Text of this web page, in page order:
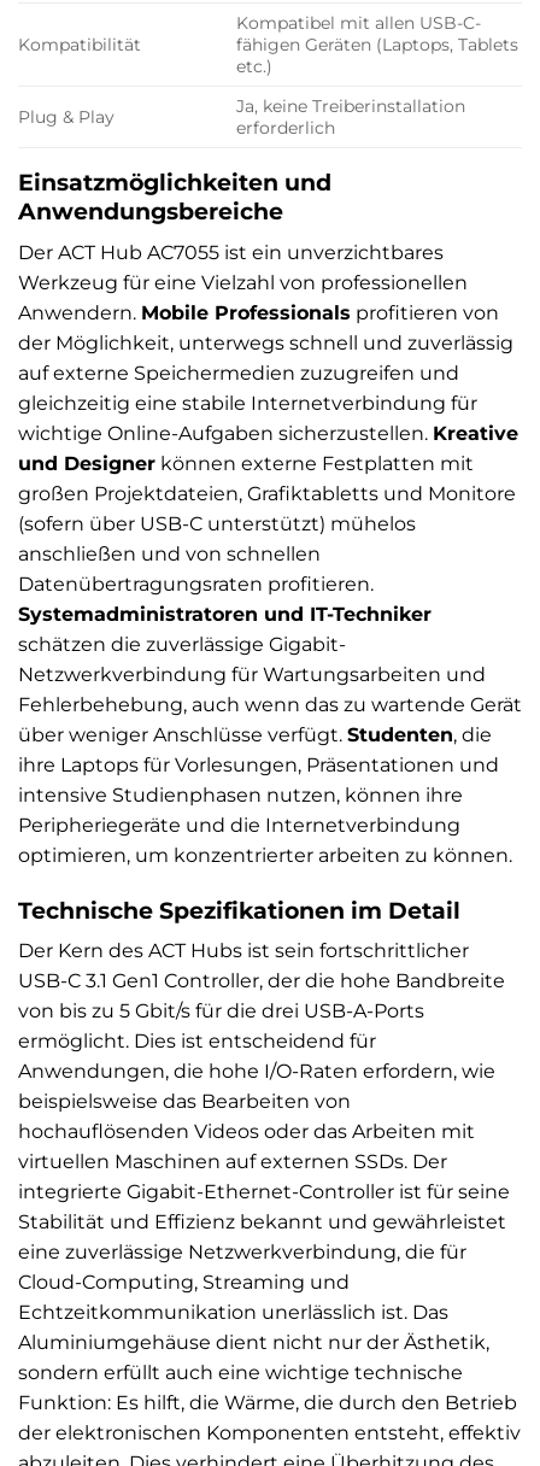
Kompatibilität
Kompatibel mit allen USB-C-
fähigen Geräten (Laptops, Tablets
etc.)
Plug & Play
Ja, keine Treiberinstallation
erforderlich
Einsatzmöglichkeiten und
Anwendungsbereiche
Der ACT Hub AC7055 ist ein unverzichtbares
Werkzeug für eine Vielzahl von professionellen
Anwendern. Mobile Professionals profitieren von
der Möglichkeit, unterwegs schnell und zuverlässig
auf externe Speichermedien zuzugreifen und
gleichzeitig eine stabile Internetverbindung für
wichtige Online-Aufgaben sicherzustellen. Kreative
und Designer können externe Festplatten mit
großen Projektdateien, Grafiktabletts und Monitore
(sofern über USB-C unterstützt) mühelos
anschließen und von schnellen
Datenübertragungsraten profitieren.
Systemadministratoren und IT-Techniker
schätzen die zuverlässige Gigabit-
Netzwerkverbindung für Wartungsarbeiten und
Fehlerbehebung, auch wenn das zu wartende Gerät
über weniger Anschlüsse verfügt. Studenten, die
ihre Laptops für Vorlesungen, Präsentationen und
intensive Studienphasen nutzen, können ihre
Peripheriegeräte und die Internetverbindung
optimieren, um konzentrierter arbeiten zu können.
Technische Spezifikationen im Detail
Der Kern des ACT Hubs ist sein fortschrittlicher
USB-C 3.1 Gen1 Controller, der die hohe Bandbreite
von bis zu 5 Gbit/s für die drei USB-A-Ports
ermöglicht. Dies ist entscheidend für
Anwendungen, die hohe I/O-Raten erfordern, wie
beispielsweise das Bearbeiten von
hochauflösenden Videos oder das Arbeiten mit
virtuellen Maschinen auf externen SSDs. Der
integrierte Gigabit-Ethernet-Controller ist für seine
Stabilität und Effizienz bekannt und gewährleistet
eine zuverlässige Netzwerkverbindung, die für
Cloud-Computing, Streaming und
Echtzeitkommunikation unerlässlich ist. Das
Aluminiumgehäuse dient nicht nur der Ästhetik,
sondern erfüllt auch eine wichtige technische
Funktion: Es hilft, die Wärme, die durch den Betrieb
der elektronischen Komponenten entsteht, effektiv